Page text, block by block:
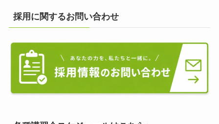
採用に関するお問い合わせ